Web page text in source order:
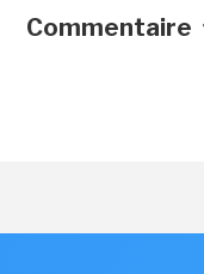
Commentaire